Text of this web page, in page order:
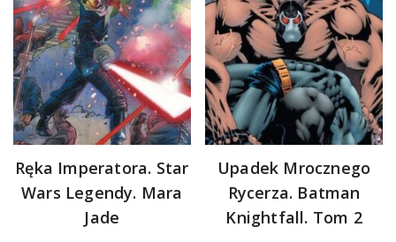
Ręka Imperatora. Star
Wars Legendy. Mara
Jade
Upadek Mrocznego
Rycerza. Batman
Knightfall. Tom 2